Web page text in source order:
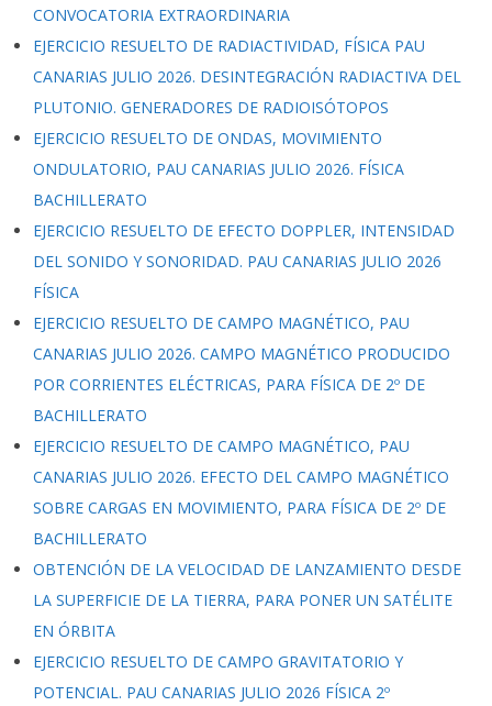
CONVOCATORIA EXTRAORDINARIA
EJERCICIO RESUELTO DE RADIACTIVIDAD, FÍSICA PAU
CANARIAS JULIO 2026. DESINTEGRACIÓN RADIACTIVA DEL
PLUTONIO. GENERADORES DE RADIOISÓTOPOS
EJERCICIO RESUELTO DE ONDAS, MOVIMIENTO
ONDULATORIO, PAU CANARIAS JULIO 2026. FÍSICA
BACHILLERATO
EJERCICIO RESUELTO DE EFECTO DOPPLER, INTENSIDAD
DEL SONIDO Y SONORIDAD. PAU CANARIAS JULIO 2026
FÍSICA
EJERCICIO RESUELTO DE CAMPO MAGNÉTICO, PAU
CANARIAS JULIO 2026. CAMPO MAGNÉTICO PRODUCIDO
POR CORRIENTES ELÉCTRICAS, PARA FÍSICA DE 2º DE
BACHILLERATO
EJERCICIO RESUELTO DE CAMPO MAGNÉTICO, PAU
CANARIAS JULIO 2026. EFECTO DEL CAMPO MAGNÉTICO
SOBRE CARGAS EN MOVIMIENTO, PARA FÍSICA DE 2º DE
BACHILLERATO
OBTENCIÓN DE LA VELOCIDAD DE LANZAMIENTO DESDE
LA SUPERFICIE DE LA TIERRA, PARA PONER UN SATÉLITE
EN ÓRBITA
EJERCICIO RESUELTO DE CAMPO GRAVITATORIO Y
POTENCIAL. PAU CANARIAS JULIO 2026 FÍSICA 2º